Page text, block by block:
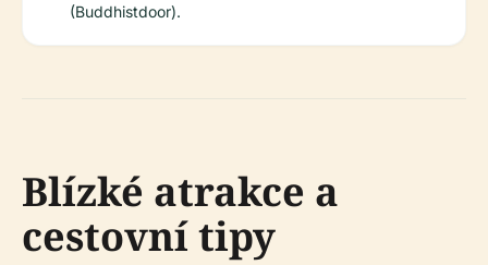
(Buddhistdoor).
Blízké atrakce a
cestovní tipy